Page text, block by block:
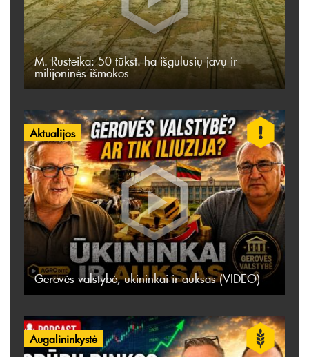
M. Rusteika: 50 tūkst. ha išgulusių javų ir
milijoninės išmokos
Aktualijos
Gerovės valstybė, ūkininkai ir auksas (VIDEO)
Augalininkystė